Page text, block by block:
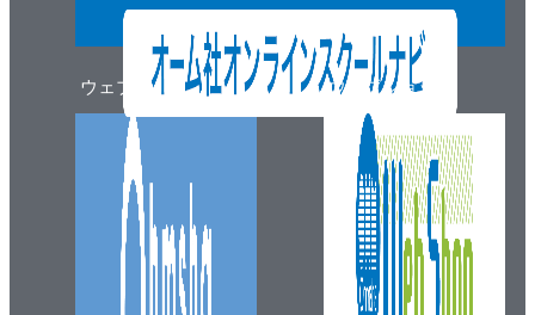
[1] 接合形トランジスタ
[2] 電界効果トランジスタ
[3] SCR
4.5 半導体メモリ材料について
[1] 半導体メモリデバイスとは
[2] フラッシュメモリ
[3] 光メモリ
4.6 レーザについて
[1] レーザの分類
ウェブマガジン ウェブショップ